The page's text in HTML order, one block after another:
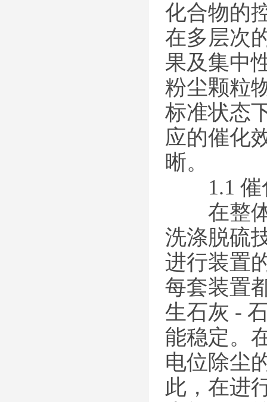
化合物的
在多层次
果及集中
粉尘颗粒
标准状态
应的催化
晰。
1.1 催
在整体
洗涤脱硫
进行装置
每套装置
生石灰 -
能稳定。
电位除尘
此，在进